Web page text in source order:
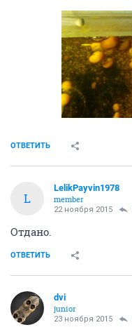
ОТВЕТИТЬ
L
LelikPayvin1978
member
22 ноября 2015
Отдано.
ОТВЕТИТЬ
dvi
junior
23 ноября 2015